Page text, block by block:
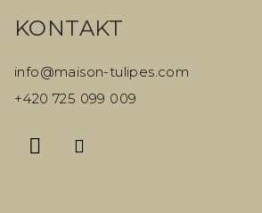
KONTAKT
info@maison-tulipes.com
+420 725 099 009